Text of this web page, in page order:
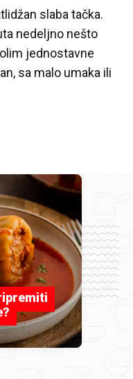
slaba tačka.
nedeljno nešto
jednostavne
sa malo umaka ili